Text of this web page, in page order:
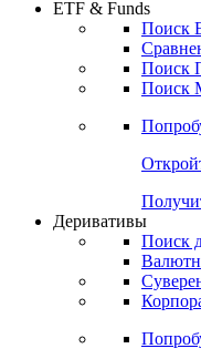
ETF & Funds
Поиск
Деривативы